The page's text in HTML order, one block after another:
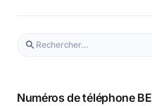
Numéros de téléphone BE